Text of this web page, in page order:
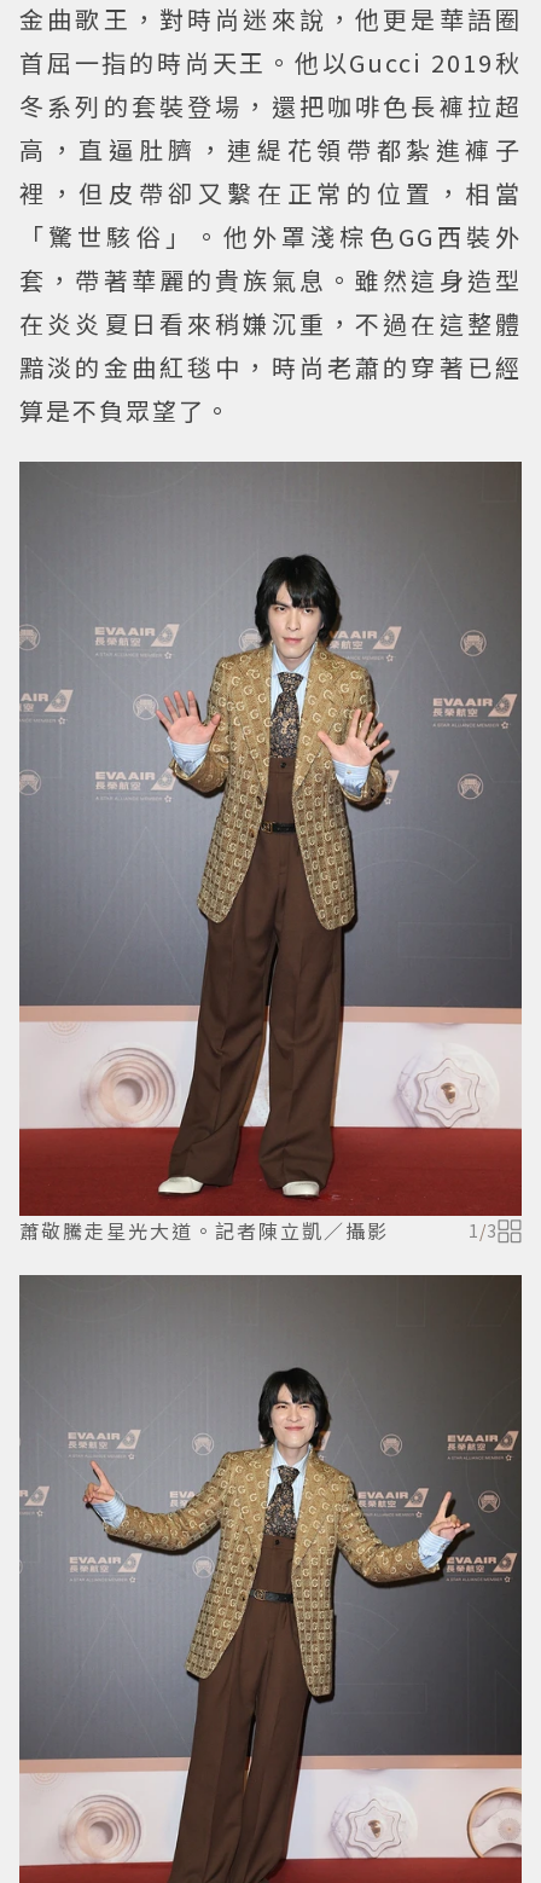
金曲歌王，對時尚迷來說，他更是華語圈
首屈一指的時尚天王。他以Gucci 2019秋
冬系列的套裝登場，還把咖啡色長褲拉超
高，直逼肚臍，連緹花領帶都紮進褲子
裡，但皮帶卻又繫在正常的位置，相當
「驚世駭俗」。他外罩淺棕色GG西裝外
套，帶著華麗的貴族氣息。雖然這身造型
在炎炎夏日看來稍嫌沉重，不過在這整體
黯淡的金曲紅毯中，時尚老蕭的穿著已經
算是不負眾望了。
蕭敬騰走星光大道。記者陳立凱／攝影 1/3